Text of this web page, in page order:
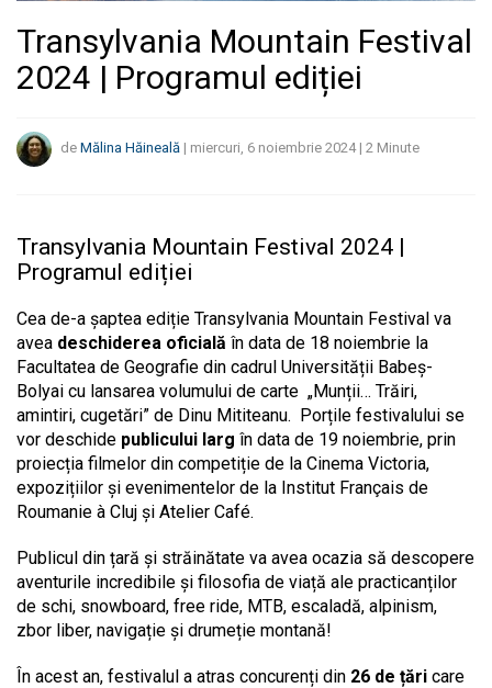
Transylvania Mountain Festival
2024 | Programul ediției
de Mălina Hăineală | miercuri, 6 noiembrie 2024| 2 Minute
Transylvania Mountain Festival 2024 |
Programul ediției
Cea de-a șaptea ediție Transylvania Mountain Festival va
avea deschiderea oficială în data de 18 noiembrie la
Facultatea de Geografie din cadrul Universității Babeș-
Bolyai cu lansarea volumului de carte „Munții… Trăiri,
amintiri, cugetări” de Dinu Mititeanu. Porțile festivalului se
vor deschide publicului larg în data de 19 noiembrie, prin
proiecția filmelor din competiție de la Cinema Victoria,
expozițiilor și evenimentelor de la Institut Français de
Roumanie à Cluj și Atelier Café.
Publicul din țară și străinătate va avea ocazia să descopere
aventurile incredibile și filosofia de viață ale practicanților
de schi, snowboard, free ride, MTB, escaladă, alpinism,
zbor liber, navigație și drumeție montană!
În acest an, festivalul a atras concurenți din 26 de țări care